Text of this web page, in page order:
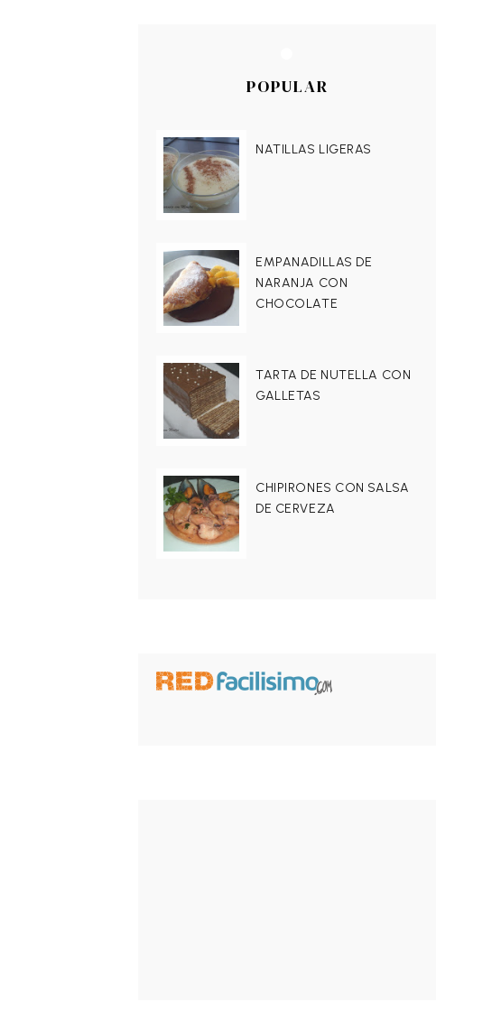
POPULAR
NATILLAS LIGERAS
EMPANADILLAS DE
NARANJA CON
CHOCOLATE
TARTA DE NUTELLA CON
GALLETAS
CHIPIRONES CON SALSA
DE CERVEZA